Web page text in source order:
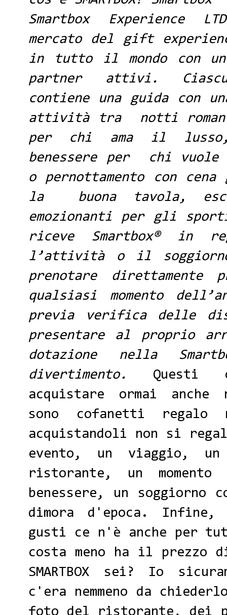
Smartbox Experience
mercato del gift
in tutto il mondo con
partner attivi.
contiene una guida con
attività tra notti
per chi ama il
benessere per
chi vuole
o pernottamento con
la buona tavola,
emozionanti per gli
riceve Smartbox® in
l’attività o il
prenotare
qualsiasi momento
previa verifica delle
presentare al proprio
dotazione nella
divertimento. Questi
acquistare ormai
sono cofanetti regalo
acquistandoli non si
evento, un viaggio,
ristorante, un
benessere, un soggiorno
dimora d'epoca.
gusti ce n'è anche per
costa meno ha il prezzo
SMARTBOX sei? Io
c'era nemmeno da
foto del ristorante, dei